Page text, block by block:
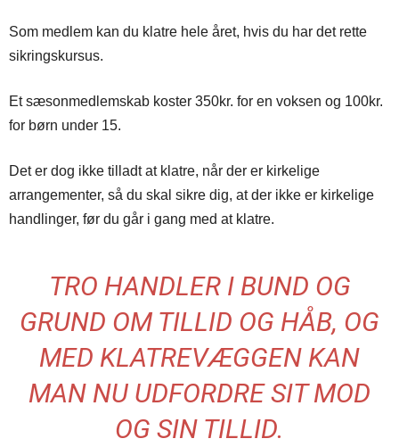
Som medlem kan du klatre hele året, hvis du har det rette
sikringskursus.
Et sæsonmedlemskab koster 350kr. for en voksen og 100kr.
for børn under 15.
Det er dog ikke tilladt at klatre, når der er kirkelige
arrangementer, så du skal sikre dig, at der ikke er kirkelige
handlinger, før du går i gang med at klatre.
TRO HANDLER I BUND OG
GRUND OM TILLID OG HÅB, OG
MED KLATREVÆGGEN KAN
MAN NU UDFORDRE SIT MOD
OG SIN TILLID.